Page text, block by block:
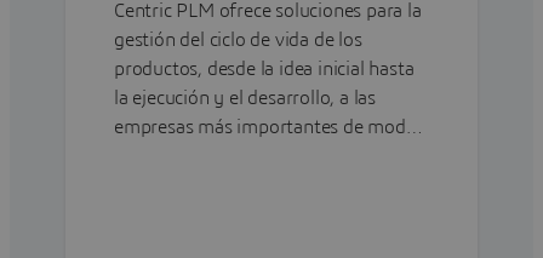
Centric PLM ofrece soluciones para la
gestión del ciclo de vida de los
productos, desde la idea inicial hasta
la ejecución y el desarrollo, a las
empresas más importantes de moda,